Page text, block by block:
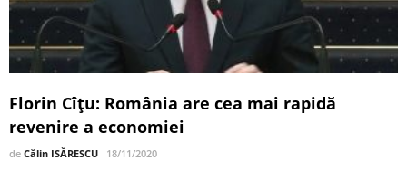
Florin Cîţu: România are cea mai rapidă
revenire a economiei
de Călin ISĂRESCU 18/11/2020